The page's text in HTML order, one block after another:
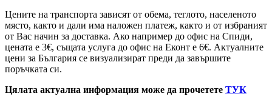
Цените на транспорта зависят от обема, теглото, населеното
място, както и дали има наложен платеж, както и от избраният
от Вас начин за доставка. Ако например до офис на Спиди,
цената е 3€, същата услуга до офис на Еконт е 6€. Актуалните
цени за България се визуализират преди да завършите
поръчката си.
Цялата актуална информация може да прочетете ТУК